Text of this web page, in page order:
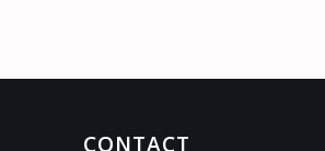
CONTACT